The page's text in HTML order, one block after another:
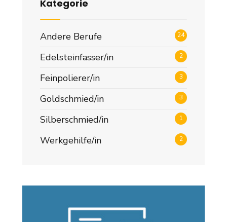
Kategorie
Andere Berufe 24
Edelsteinfasser/in 2
Feinpolierer/in 3
Goldschmied/in 3
Silberschmied/in 1
Werkgehilfe/in 2